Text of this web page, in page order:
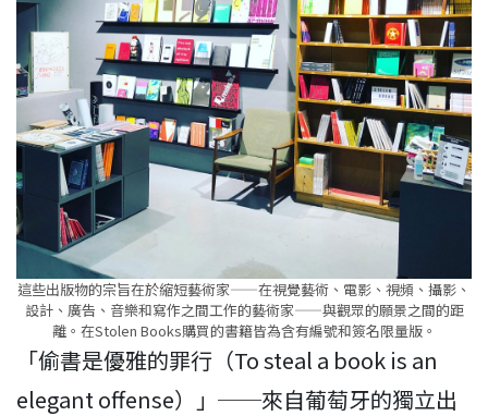
這些出版物的宗旨在於縮短藝術家——在視覺藝術、電影、視頻、攝影、
設計、廣告、音樂和寫作之間工作的藝術家——與觀眾的願景之間的距
離。在Stolen Books購買的書籍皆為含有編號和簽名限量版。
「偷書是優雅的罪行（To steal a book is an
elegant offense）」──來自葡萄牙的獨立出